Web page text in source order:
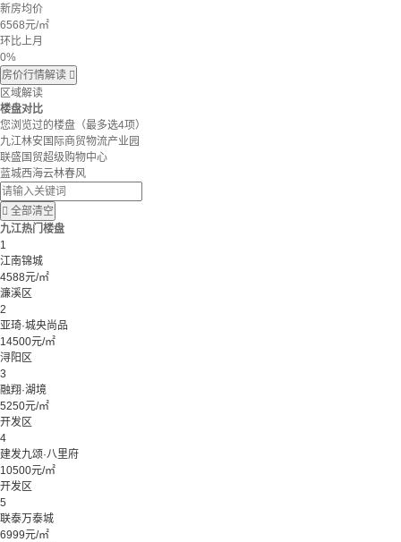
新房均价
6568元/㎡
环比上月
0%
房价行情解读 
区域解读
楼盘对比
您浏览过的楼盘 （最多选4项）
九江林安国际商贸物流产业园
联盛国贸超级购物中心
蓝城西海云林春风
 全部清空
九江热门楼盘
1
江南锦城
4588元/㎡
濂溪区
2
亚琦·城央尚品
14500元/㎡
浔阳区
3
融翔·湖境
5250元/㎡
开发区
4
建发九颂·八里府
10500元/㎡
开发区
5
联泰万泰城
6999元/㎡